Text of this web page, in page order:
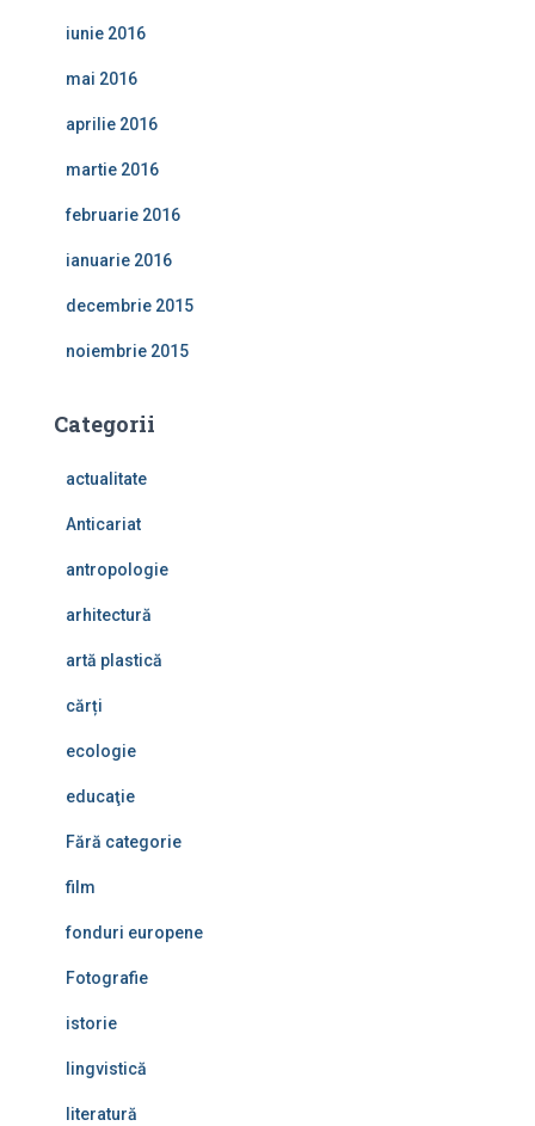
iunie 2016
mai 2016
aprilie 2016
martie 2016
februarie 2016
ianuarie 2016
decembrie 2015
noiembrie 2015
Categorii
actualitate
Anticariat
antropologie
arhitectură
artă plastică
cărți
ecologie
educaţie
Fără categorie
film
fonduri europene
Fotografie
istorie
lingvistică
literatură